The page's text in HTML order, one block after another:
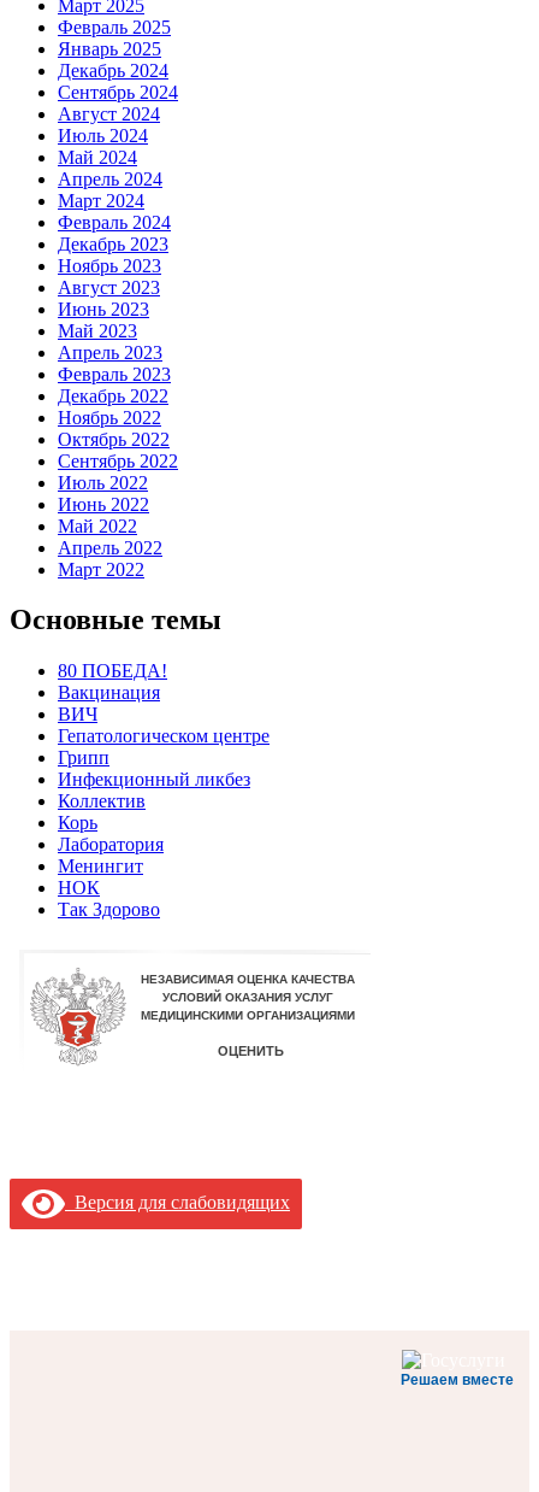
Март 2025
Февраль 2025
Январь 2025
Декабрь 2024
Сентябрь 2024
Август 2024
Июль 2024
Май 2024
Апрель 2024
Март 2024
Февраль 2024
Декабрь 2023
Ноябрь 2023
Август 2023
Июнь 2023
Май 2023
Апрель 2023
Февраль 2023
Декабрь 2022
Ноябрь 2022
Октябрь 2022
Сентябрь 2022
Июль 2022
Июнь 2022
Май 2022
Апрель 2022
Март 2022
Основные темы
80 ПОБЕДА!
Вакцинация
ВИЧ
Гепатологическом центре
Грипп
Инфекционный ликбез
Коллектив
Корь
Лаборатория
Менингит
НОК
Так Здорово
Версия для слабовидящих
Решаем вместе